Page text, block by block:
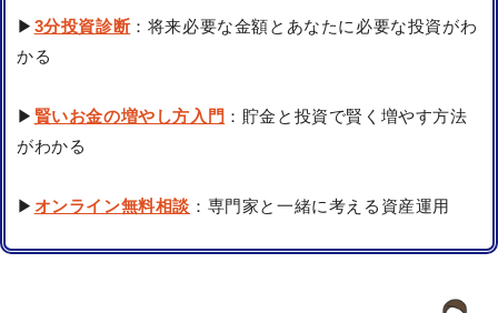
▶ 3分投資診断：将来必要な金額とあなたに必要な投資がわ
かる
▶ 賢いお金の増やし方入門 ：貯金と投資で賢く増やす方法
がわかる
▶ オンライン無料相談 ：専門家と一緒に考える資産運用